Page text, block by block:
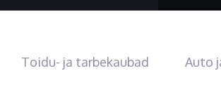
Toidu- ja tarbekaubad Auto